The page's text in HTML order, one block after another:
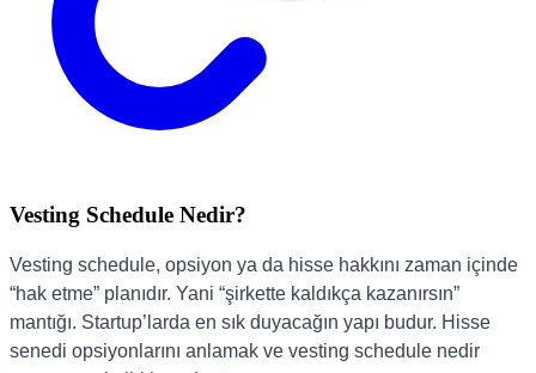
Vesting Schedule Nedir?
Vesting schedule, opsiyon ya da hisse hakkını zaman içinde
“hak etme” planıdır. Yani “şirkette kaldıkça kazanırsın”
mantığı. Startup’larda en sık duyacağın yapı budur. Hisse
senedi opsiyonlarını anlamak ve vesting schedule nedir